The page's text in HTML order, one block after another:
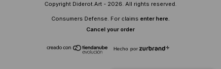
Copyright Diderot.Art - 2026. All rights reserved.
Consumers Defense. For claims enter here.
Cancel your order
Hecho por